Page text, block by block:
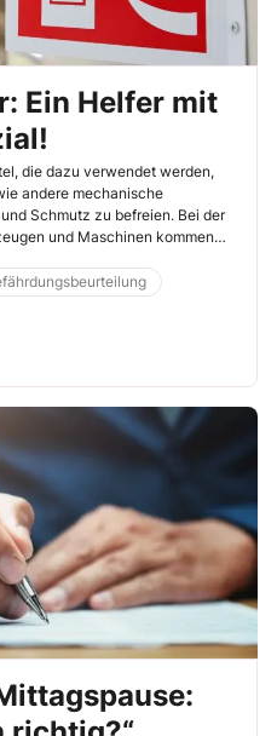
Ein Helfer mit
die dazu verwendet werden,
andere mechanische
Schmutz zu befreien. Bei der
und Maschinen kommen
Verbindungen und der
stellen Bremsenreiniger bzw. der
dar.